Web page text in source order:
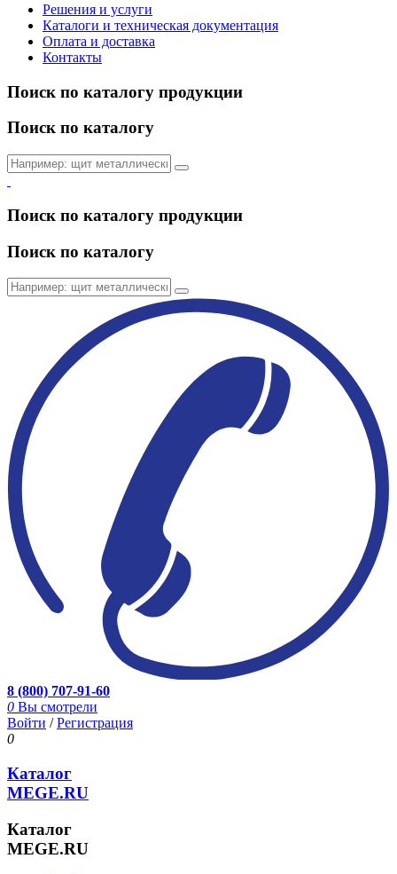
Решения и услуги
Каталоги и техническая документация
Оплата и доставка
Контакты
Поиск по каталогу продукции
Поиск по каталогу
Поиск по каталогу продукции
Поиск по каталогу
8 (800) 707-91-60
0 Вы смотрели
Войти /Регистрация
0
Каталог
MEGE.RU
Каталог
MEGE.RU